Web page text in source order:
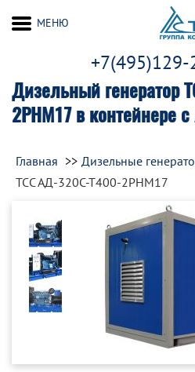
Дизельный генератор
2РНМ17 в контейнере
МЕНЮ
Главная
Дизельные
ТСС АД-320С-Т400-2РНМ17